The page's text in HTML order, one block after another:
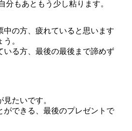
分もあともう少し粘ります。
中の方、疲れていると思います
。
いる方、最後の最後まで諦めず
たいです。
ができる、最後のプレゼントで